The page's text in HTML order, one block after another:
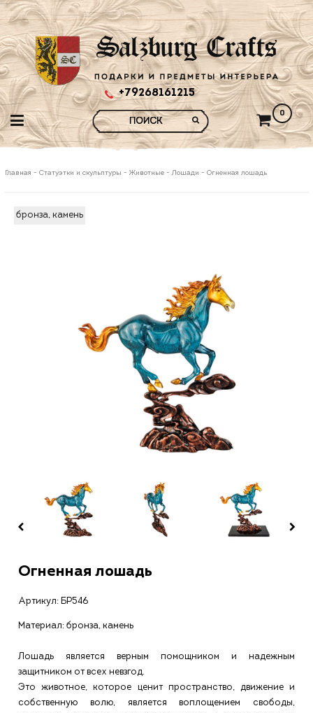
+79268161215
0
Главная - Статуэтки и скульптуры - Животные - Лошади - Огненная лошадь
бронза, камень
Огненная лошадь
Артикул: БР546
Материал: бронза, камень
Лошадь является верным помощником и надежным
защитником от всех невзгод.
Это животное, которое ценит пространство, движение и
собственную волю, является воплощением свободы,